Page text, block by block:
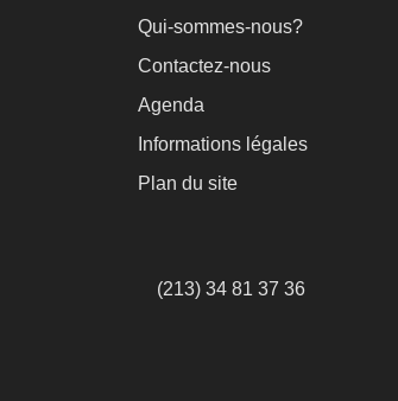
Qui-sommes-nous?
Contactez-nous
Agenda
Informations légales
Plan du site
(213) 34 81 37 36